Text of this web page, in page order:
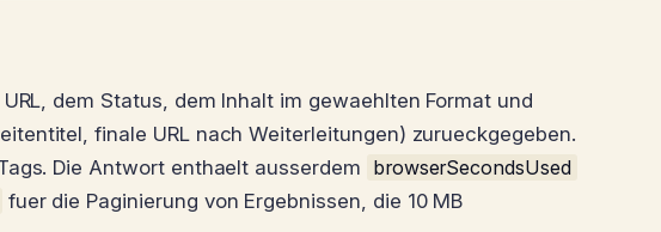
dem Status, dem Inhalt im gewaehlten Format und
finale URL nach Weiterleitungen) zurueckgegeben.
Die Antwort enthaelt ausserdem browserSecondsUsed
fuer die Paginierung von Ergebnissen, die 10 MB